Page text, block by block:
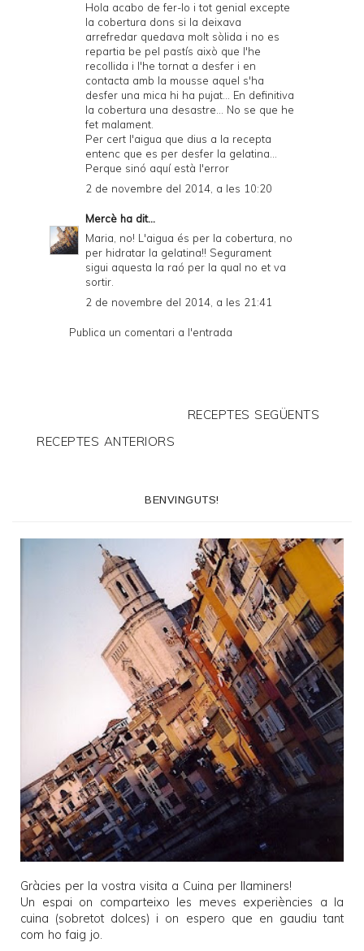
Hola acabo de fer-lo i tot genial excepte
la cobertura dons si la deixava
arrefredar quedava molt sòlida i no es
repartia be pel pastís això que l'he
recollida i l'he tornat a desfer i en
contacta amb la mousse aquel s'ha
desfer una mica hi ha pujat... En definitiva
la cobertura una desastre... No se que he
fet malament.
Per cert l'aigua que dius a la recepta
entenc que es per desfer la gelatina...
Perque sinó aquí està l'error
2 de novembre del 2014, a les 10:20
Mercè ha dit...
Maria, no! L'aigua és per la cobertura, no
per hidratar la gelatina!! Segurament
sigui aquesta la raó per la qual no et va
sortir.
2 de novembre del 2014, a les 21:41
Publica un comentari a l'entrada
RECEPTES SEGÜENTS
RECEPTES ANTERIORS
BENVINGUTS!
Gràcies per la vostra visita a Cuina per llaminers!
Un espai on comparteixo les meves experiències a la
cuina (sobretot dolces) i on espero que en gaudiu tant
com ho faig jo.